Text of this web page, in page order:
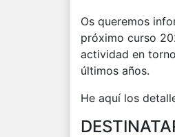
Os queremos
próximo curso
actividad en
últimos años.
He aquí los